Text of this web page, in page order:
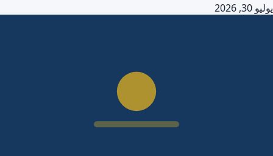
يوليو 30, 2026